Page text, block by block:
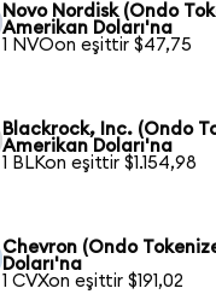
Novo Nordisk (Ondo
Amerikan Doları'na
1 NVOon eşittir $47,75
Blackrock, Inc. (Ondo
Amerikan Doları'na
1 BLKon eşittir $1.154,98
Chevron (Ondo
Doları'na
1 CVXon eşittir $191,02